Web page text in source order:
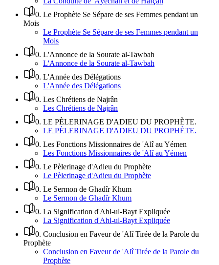
0. Le Prophète Se Sépare de ses Femmes pendant un
Mois
Le Prophète Se Sépare de ses Femmes pendant un
Mois
0. L'Annonce de la Sourate al-Tawbah
L'Annonce de la Sourate al-Tawbah
0. L'Année des Délégations
L'Année des Délégations
0. Les Chrétiens de Najrân
Les Chrétiens de Najrân
0. LE PÈLERINAGE D'ADIEU DU PROPHÈTE.
LE PÈLERINAGE D'ADIEU DU PROPHÈTE.
0. Les Fonctions Missionnaires de 'Alî au Yémen
Les Fonctions Missionnaires de 'Alî au Yémen
0. Le Pèlerinage d'Adieu du Prophète
Le Pèlerinage d'Adieu du Prophète
0. Le Sermon de Ghadîr Khum
Le Sermon de Ghadîr Khum
0. La Signification d'Ahl-ul-Bayt Expliquée
La Signification d'Ahl-ul-Bayt Expliquée
0. Conclusion en Faveur de 'Alî Tirée de la Parole du
Prophète
Conclusion en Faveur de 'Alî Tirée de la Parole du
Prophète